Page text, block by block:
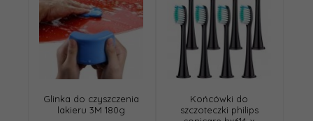
Glinka do czyszczenia
lakieru 3M 180g
Końcówki do
szczoteczki philips